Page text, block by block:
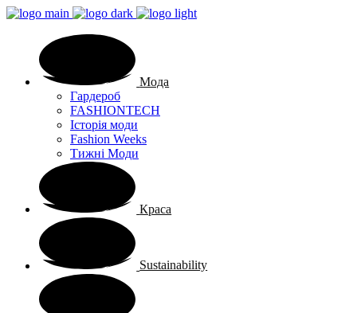
Мода
Гардероб
FASHIONTECH
Історія моди
Fashion Weeks
Тижні Моди
Краса
Sustainability